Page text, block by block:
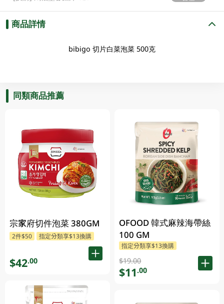
商品詳情
bibigo 切片白菜泡菜 500克
同類商品推薦
宗家府切件泡菜 380GM
2件$50 指定分類享$13換購
$42.00
OFOOD 韓式麻辣海帶絲
100 GM
指定分類享$13換購
$19.00
$11.00